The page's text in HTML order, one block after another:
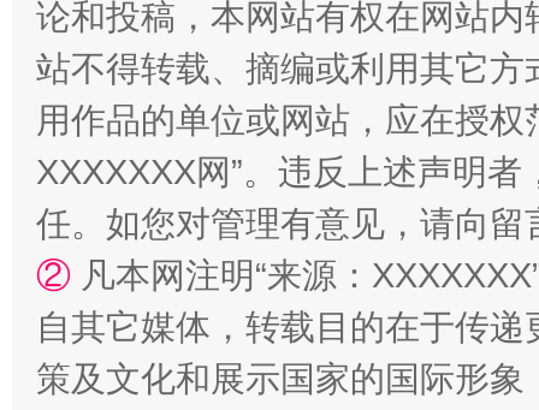
漫山遍野的桃花与雪山、麦地、白藏房 除
论和投稿，本网站有权在网站
站不得转载、摘编或利用其它
用作品的单位或网站，应在授
XXXXXXX网”。违反上述声明
任。如您对管理有意见，请向
② 凡本网注明“来源：
自其它媒体，转载目的在于传
策及文化和展示国家的国际形